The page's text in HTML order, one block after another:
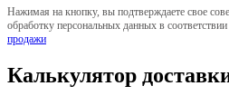
Нажимая на кнопку, вы подтверждаете свое
обработку персональных данных в соответствии
продажи
Калькулятор